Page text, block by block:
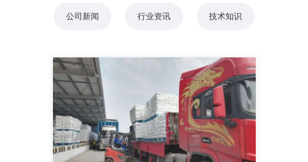
公司新闻 行业资讯 技术知识